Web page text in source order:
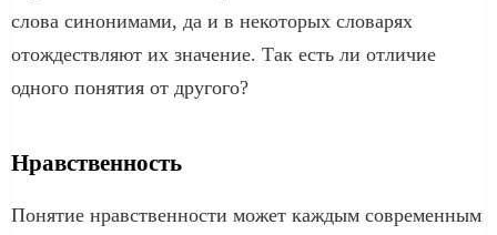
слова синонимами, да и в некоторых словарях
отождествляют их значение. Так есть ли отличие
одного понятия от другого?
Нравственность
Понятие нравственности может каждым современным